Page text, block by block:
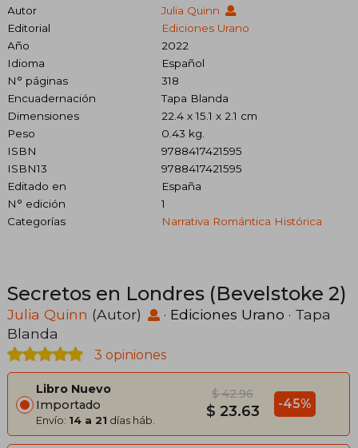
Autor
Julia Quinn
Editorial
Ediciones Urano
Año
2022
Idioma
Español
N° páginas
318
Encuadernación
Tapa Blanda
Dimensiones
22.4 x 15.1 x 2.1 cm
Peso
0.43 kg.
ISBN
9788417421595
ISBN13
9788417421595
Editado en
España
N° edición
1
Categorías
Narrativa Romántica Histórica
Secretos en Londres (Bevelstoke 2)
Julia Quinn (Autor) · Ediciones Urano · Tapa
Blanda
3 opiniones
Libro Nuevo
Importado
Envío: 14 a 21 días háb.
$ 42.96
$ 23.63 -45%